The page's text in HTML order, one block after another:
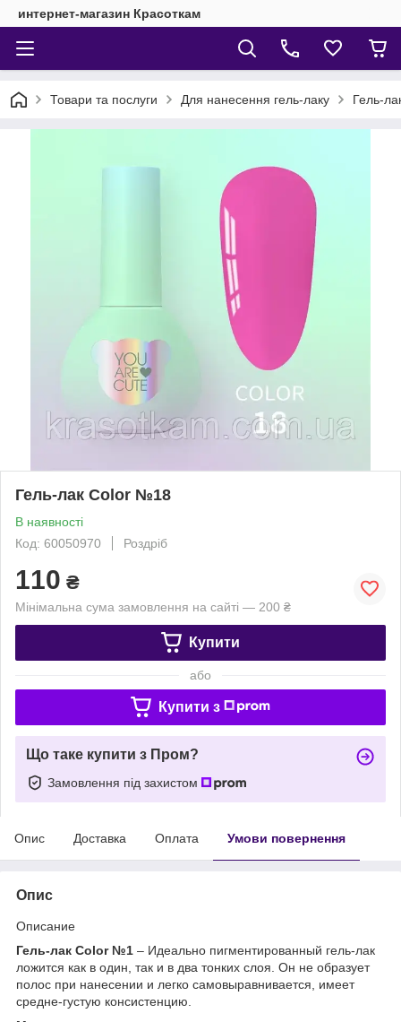
интернет-магазин Красоткам
Товари та послуги Для нанесення гель-лаку Гель-
Гель-лак Color №18
В наявності
Код: 60050970
Роздріб
110 ₴
Мінімальна сума замовлення на сайті — 200 ₴
Купити
або
Купити з
Що таке купити з Пром?
Замовлення під захистом
Опис Доставка Оплата Умови повернення
Опис
Описание
Гель-лак Color №1 – Идеально пигментированный гель-лак
ложится как в один, так и в два тонких слоя. Он не образует
полос при нанесении и легко самовыравнивается, имеет
средне-густую консистенцию.